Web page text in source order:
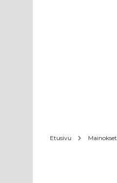
Etusivu Mainokset